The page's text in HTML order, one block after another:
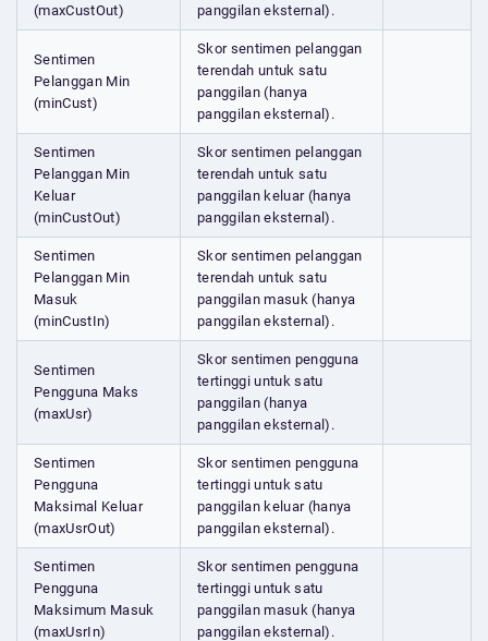
(maxCustOut)
panggilan eksternal).
Sentimen
Pelanggan Min
(minCust)
Skor sentimen pelanggan
terendah untuk satu
panggilan (hanya
panggilan eksternal).
Sentimen
Pelanggan Min
Keluar
(minCustOut)
Skor sentimen pelanggan
terendah untuk satu
panggilan keluar (hanya
panggilan eksternal).
Sentimen
Pelanggan Min
Masuk
(minCustIn)
Skor sentimen pelanggan
terendah untuk satu
panggilan masuk (hanya
panggilan eksternal).
Sentimen
Pengguna Maks
(maxUsr)
Skor sentimen pengguna
tertinggi untuk satu
panggilan (hanya
panggilan eksternal).
Sentimen
Pengguna
Maksimal Keluar
(maxUsrOut)
Skor sentimen pengguna
tertinggi untuk satu
panggilan keluar (hanya
panggilan eksternal).
Sentimen
Pengguna
Maksimum Masuk
(maxUsrIn)
Skor sentimen pengguna
tertinggi untuk satu
panggilan masuk (hanya
panggilan eksternal).